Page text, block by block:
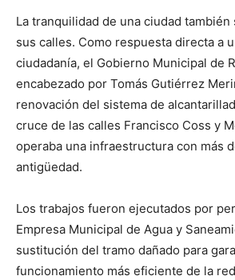
La tranquilidad de una ciudad
sus calles. Como respuesta directa a
ciudadanía, el Gobierno Municipal de
encabezado por Tomás Gutiérrez
renovación del sistema de
cruce de las calles Francisco Coss y
operaba una infraestructura con más
antigüedad.
Los trabajos fueron ejecutados por
Empresa Municipal de Agua y
sustitución del tramo dañado para
funcionamiento más eficiente de la